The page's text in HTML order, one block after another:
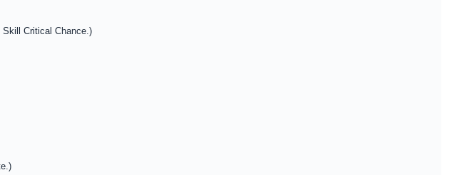
Critical Chance.)